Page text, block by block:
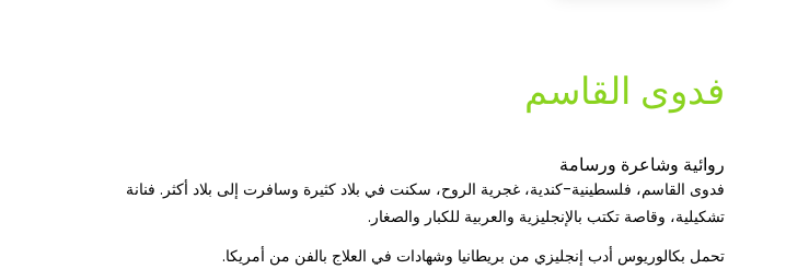
فدوى القاسم
روائية وشاعرة ورسامة
فدوى القاسم، فلسطينية-كندية، غجرية الروح، سكنت في بلاد كثيرة وسافرت إلى بلاد أكثر. فنانة
تشكيلية، وقاصة تكتب بالإنجليزية والعربية للكبار والصغار.
تحمل بكالوريوس أدب إنجليزي من بريطانيا وشهادات في العلاج بالفن من أمريكا.